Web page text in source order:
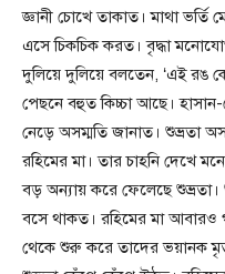
জ্ঞানী চোখে তাকাত। মাথা ভর্তি
এসে চিকচিক করত। বৃদ্ধা
দুলিয়ে দুলিয়ে বলতেন, ‘এই রঙ
পেছনে বহুত কিচ্চা আছে।
নেড়ে অসম্মতি জানাত। শুভ্রতা
রহিমের মা। তার চাহনি দেখে
বড় অন্যায় করে ফেলেছে
বসে থাকত। রহিমের মা আবারও
থেকে শুরু করে তাদের ভয়ানক